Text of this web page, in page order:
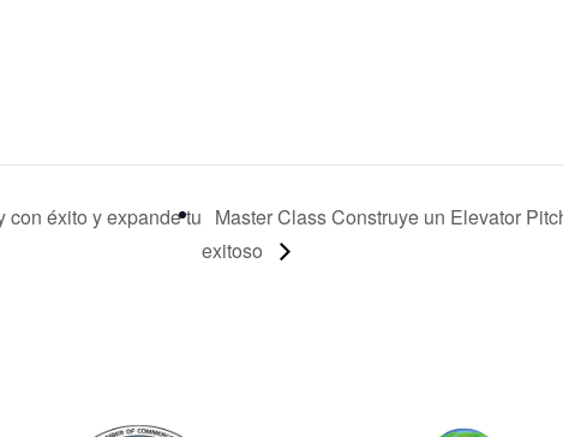
con éxito y expande tu Master Class Construye un Elevator
exitoso